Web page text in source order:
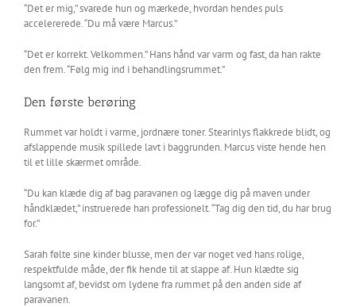
“Det er mig,” svarede hun og mærkede, hvordan hendes puls
accelererede. “Du må være Marcus.”
“Det er korrekt. Velkommen.” Hans hånd var varm og fast, da han rakte
den frem. “Følg mig ind i behandlingsrummet.”
Den første berøring
Rummet var holdt i varme, jordnære toner. Stearinlys flakkrede blidt, og
afslappende musik spillede lavt i baggrunden. Marcus viste hende hen
til et lille skærmet område.
“Du kan klæde dig af bag paravanen og lægge dig på maven under
håndklædet,” instruerede han professionelt. “Tag dig den tid, du har brug
for.”
Sarah følte sine kinder blusse, men der var noget ved hans rolige,
respektfulde måde, der fik hende til at slappe af. Hun klædte sig
langsomt af, bevidst om lydene fra rummet på den anden side af
paravanen.